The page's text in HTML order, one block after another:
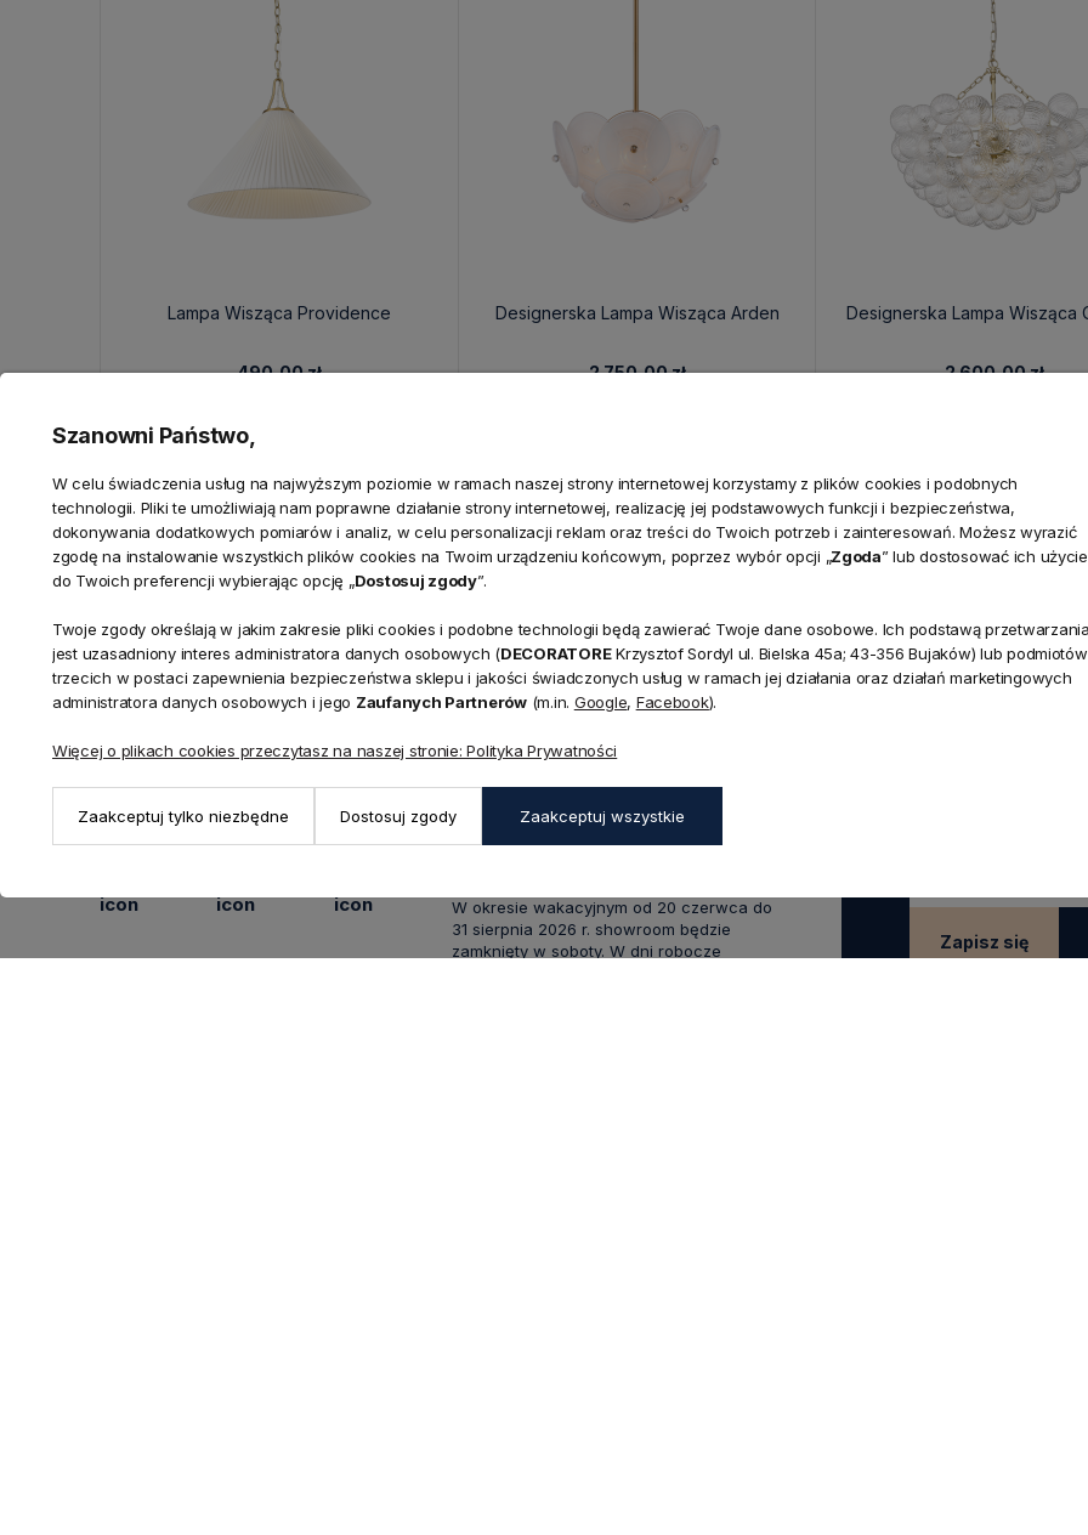
Lampa Wisząca Providence
490,00 zł
Designerska Lampa Wisząca Arden
2 750,00 zł
Designerska Lampa Wisząca
2 600,00 zł
NEWSLETTER
Zapisz się do
na pierwsze
Zapisz się
KONTAKT
Realizacja zamówień
+ 48 721 772 234
+ 48 531 771 366
Biuro
Reklamacje | Zwroty
sklep@decoratore.pl
Showroom
Pon. - Pt.: 9:00 - 17:00,
W okresie wakacyjnym od 20 czerwca do
31 sierpnia 2026 r. showroom będzie
zamknięty w soboty. W dni robocze
Szanowni Państwo,
W celu świadczenia usług na najwyższym poziomie w ramach naszej strony internetowej korzystamy z plików cookies i podobnych
technologii. Pliki te umożliwiają nam poprawne działanie strony internetowej, realizację jej podstawowych funkcji i bezpieczeństwa,
dokonywania dodatkowych pomiarów i analiz, w celu personalizacji reklam oraz treści do Twoich potrzeb i zainteresowań. Możesz wyrazić
zgodę na instalowanie wszystkich plików cookies na Twoim urządzeniu końcowym, poprzez wybór opcji „Zgoda” lub dostosować ich użycie
do Twoich preferencji wybierając opcję „Dostosuj zgody”.
Twoje zgody określają w jakim zakresie pliki cookies i podobne technologii będą zawierać Twoje dane osobowe. Ich podstawą przetwarzania
jest uzasadniony interes administratora danych osobowych (DECORATOREKrzysztof Sordyl ul. Bielska 45a; 43-356 Bujaków) lub podmiotów
trzecich w postaci zapewnienia bezpieczeństwa sklepu i jakości świadczonych usług w ramach jej działania oraz działań marketingowych
administratora danych osobowych i jego Zaufanych Partnerów(m.in. Google, Facebook).
Więcej o plikach cookies przeczytasz na naszej stronie: Polityka Prywatności
Zaakceptuj tylko niezbędne Dostosuj zgody Zaakceptuj wszystkie